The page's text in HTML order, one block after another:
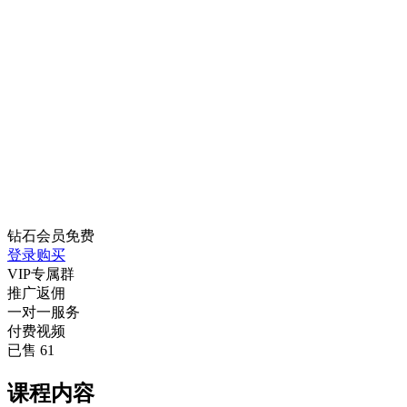
钻石会员免费
登录购买
VIP专属群
推广返佣
一对一服务
付费视频
已售 61
课程内容